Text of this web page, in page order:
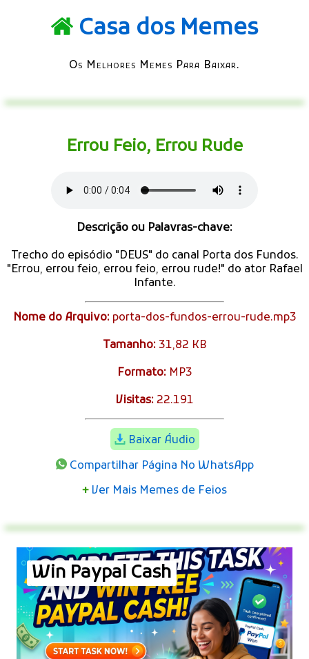
Casa dos Memes
Os Melhores Memes Para Baixar.
Errou Feio, Errou Rude
Descrição ou Palavras-chave:
Trecho do episódio "DEUS" do canal Porta dos Fundos.
"Errou, errou feio, errou feio, errou rude!" do ator Rafael
Infante.
Nome do Arquivo:porta-dos-fundos-errou-rude.mp3
Tamanho:31,82 KB
Formato:MP3
Visitas:22.191
Baixar Áudio
Compartilhar Página No WhatsApp
+ Ver Mais Memes de Feios
Win Paypal Cash